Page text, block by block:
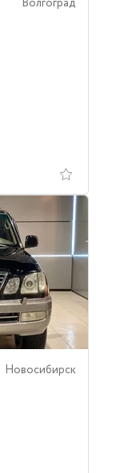
Волгоград
Новосибирск